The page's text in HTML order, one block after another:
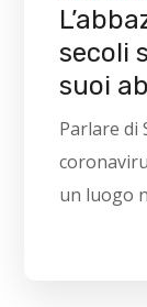
secoli
suoi
Parlare di
un luogo